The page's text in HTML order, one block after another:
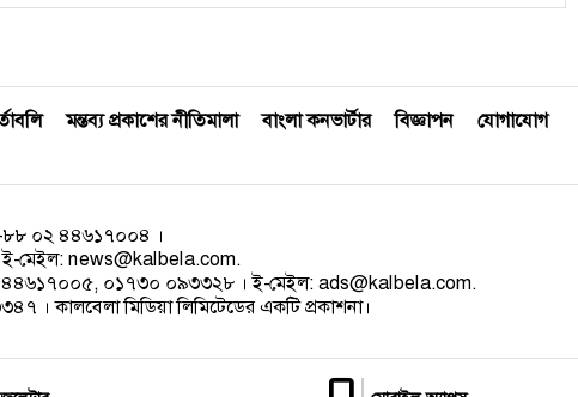
মন্তব্য প্রকাশের নীতিমালা বাংলা কনভার্টার বিজ্ঞাপন যোগাযোগ
০২ ৪৪৬১৭০০৪ ।
মেইল:news@kalbela.com.
৪৪৬১৭০০৫, ০১৭৩০ ০৯৩৩২৮ । ই-মেইল:ads@kalbela.com.
। কালবেলা মিডিয়া লিমিটেডের একটি প্রকাশনা।